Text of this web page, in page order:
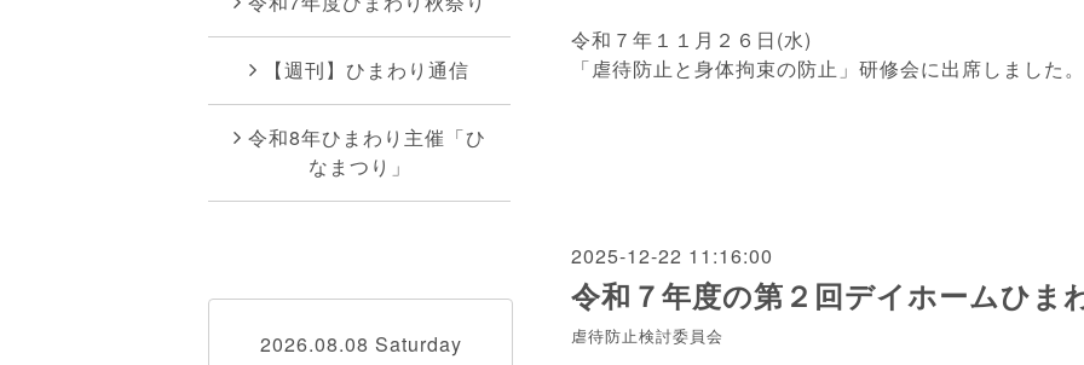
令和７年１１月２６日(水)
「虐待防止と身体拘束の防止」研修会に出席しました。
2025-12-22 11:16:00
令和７年度の第２回デイホームひま
虐待防止検討委員会
【週刊】ひまわり通信
令和8年ひまわり主催「ひ
なまつり」
2026.08.08 Saturday